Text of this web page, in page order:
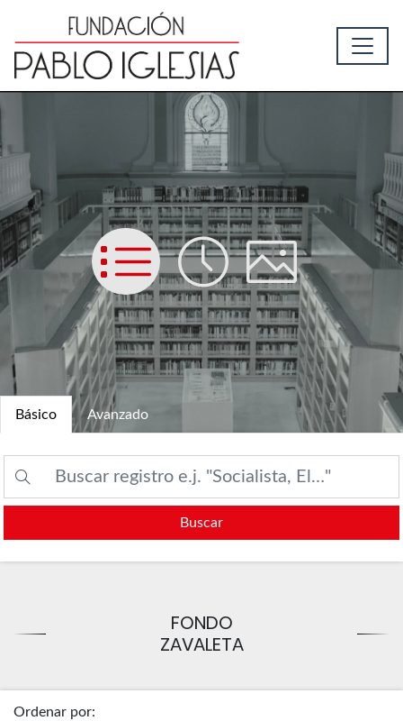
List Time Picture
Básico Avanzado
Buscar
FONDO
ZAVALETA
Ordenar por: